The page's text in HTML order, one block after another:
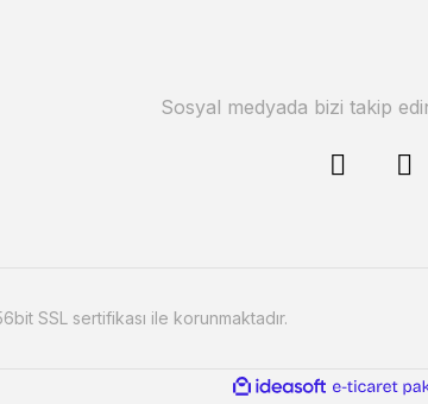
Sosyal medyada bizi takip
SSL sertifikası ile korunmaktadır.
ideasoft